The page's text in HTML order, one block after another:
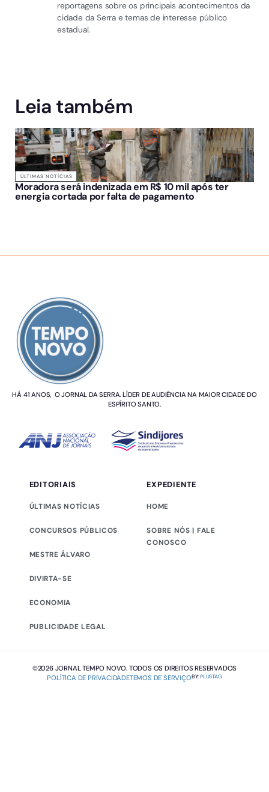
reportagens sobre os principais acontecimentos da
cidade da Serra e temas de interesse público
estadual.
Leia também
ÚLTIMAS NOTÍCIAS
Moradora será indenizada em R$ 10 mil após ter
energia cortada por falta de pagamento
HÁ 41 ANOS, O JORNAL DA SERRA. LÍDER DE AUDIÊNCIA NA MAIOR CIDADE DO
ESPÍRITO SANTO.
EDITORIAIS
ÚLTIMAS NOTÍCIAS
CONCURSOS PÚBLICOS
MESTRE ÁLVARO
DIVIRTA-SE
ECONOMIA
PUBLICIDADE LEGAL
EXPEDIENTE
HOME
SOBRE NÓS | FALE
CONOSCO
©2026 JORNAL TEMPO NOVO. TODOS OS DIREITOS RESERVADOS
POLÍTICA DE PRIVACIDADETEMOS DE SERVIÇOBY:PLUSTAG